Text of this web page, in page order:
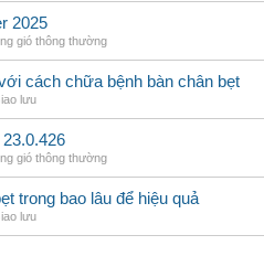
2025
gió thông thường
cách chữa bệnh bàn chân bẹt
lưu
gió thông thường
trong bao lâu để hiệu quả
lưu